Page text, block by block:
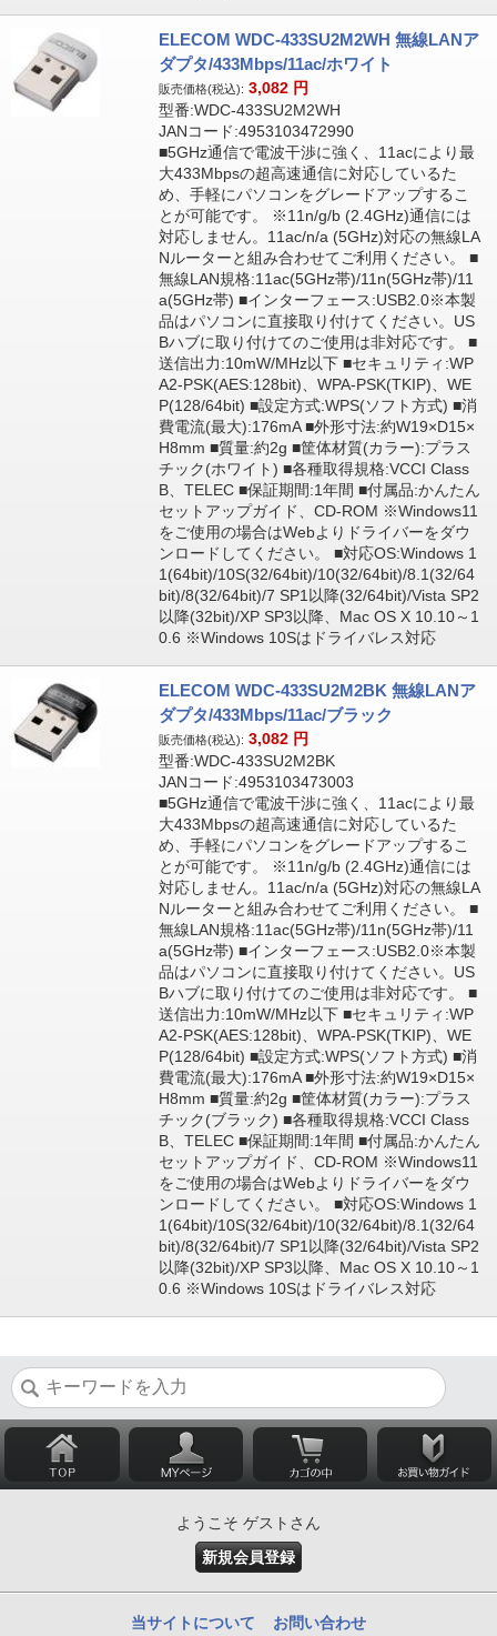
ELECOM WDC-433SU2M2WH 無線LANア
ダプタ/433Mbps/11ac/ホワイト
販売価格(税込): 3,082 円
型番:WDC-433SU2M2WH
JANコード:4953103472990
■5GHz通信で電波干渉に強く、11acにより最
大433Mbpsの超高速通信に対応しているた
め、手軽にパソコンをグレードアップするこ
とが可能です。 ※11n/g/b (2.4GHz)通信には
対応しません。11ac/n/a (5GHz)対応の無線LA
Nルーターと組み合わせてご利用ください。 ■
無線LAN規格:11ac(5GHz帯)/11n(5GHz帯)/11
a(5GHz帯) ■インターフェース:USB2.0※本製
品はパソコンに直接取り付けてください。US
Bハブに取り付けてのご使用は非対応です。 ■
送信出力:10mW/MHz以下 ■セキュリティ:WP
A2-PSK(AES:128bit)、WPA-PSK(TKIP)、WE
P(128/64bit) ■設定方式:WPS(ソフト方式) ■消
費電流(最大):176mA ■外形寸法:約W19×D15×
H8mm ■質量:約2g ■筐体材質(カラー):プラス
チック(ホワイト) ■各種取得規格:VCCI Class
B、TELEC ■保証期間:1年間 ■付属品:かんたん
セットアップガイド、CD-ROM ※Windows11
をご使用の場合はWebよりドライバーをダウ
ンロードしてください。 ■対応OS:Windows 1
1(64bit)/10S(32/64bit)/10(32/64bit)/8.1(32/64
bit)/8(32/64bit)/7 SP1以降(32/64bit)/Vista SP2
以降(32bit)/XP SP3以降、Mac OS X 10.10～1
0.6 ※Windows 10Sはドライバレス対応
ELECOM WDC-433SU2M2BK 無線LANア
ダプタ/433Mbps/11ac/ブラック
販売価格(税込): 3,082 円
型番:WDC-433SU2M2BK
JANコード:4953103473003
■5GHz通信で電波干渉に強く、11acにより最
大433Mbpsの超高速通信に対応しているた
め、手軽にパソコンをグレードアップするこ
とが可能です。 ※11n/g/b (2.4GHz)通信には
対応しません。11ac/n/a (5GHz)対応の無線LA
Nルーターと組み合わせてご利用ください。 ■
無線LAN規格:11ac(5GHz帯)/11n(5GHz帯)/11
a(5GHz帯) ■インターフェース:USB2.0※本製
品はパソコンに直接取り付けてください。US
Bハブに取り付けてのご使用は非対応です。 ■
送信出力:10mW/MHz以下 ■セキュリティ:WP
A2-PSK(AES:128bit)、WPA-PSK(TKIP)、WE
P(128/64bit) ■設定方式:WPS(ソフト方式) ■消
費電流(最大):176mA ■外形寸法:約W19×D15×
H8mm ■質量:約2g ■筐体材質(カラー):プラス
チック(ブラック) ■各種取得規格:VCCI Class
B、TELEC ■保証期間:1年間 ■付属品:かんたん
セットアップガイド、CD-ROM ※Windows11
をご使用の場合はWebよりドライバーをダウ
ンロードしてください。 ■対応OS:Windows 1
1(64bit)/10S(32/64bit)/10(32/64bit)/8.1(32/64
bit)/8(32/64bit)/7 SP1以降(32/64bit)/Vista SP2
以降(32bit)/XP SP3以降、Mac OS X 10.10～1
0.6 ※Windows 10Sはドライバレス対応
ようこそ ゲストさん
新規会員登録
当サイトについて お問い合わせ